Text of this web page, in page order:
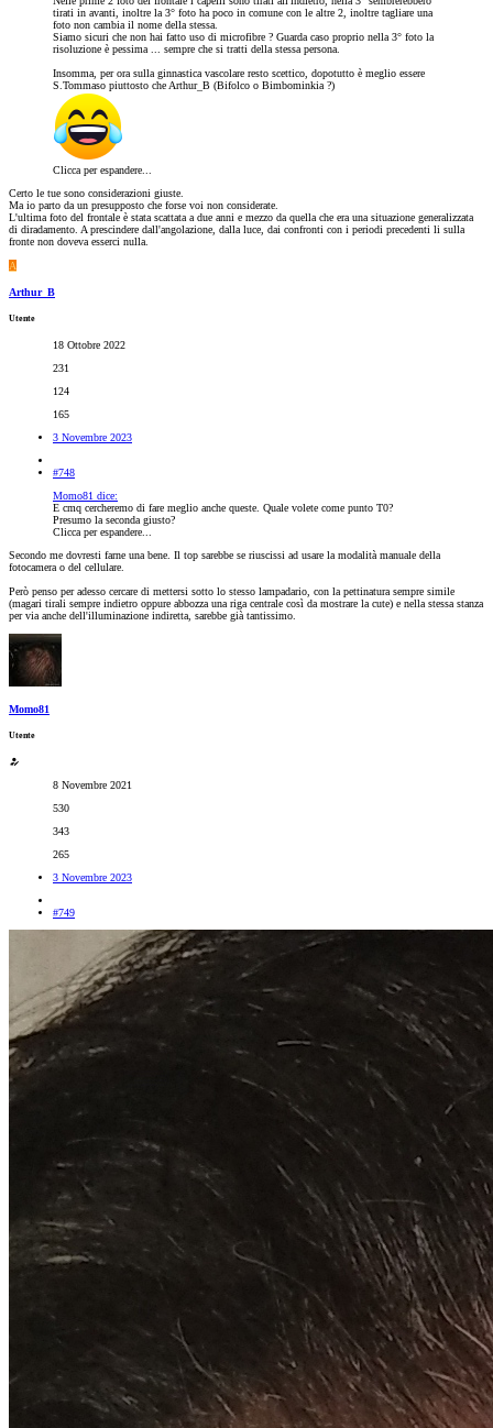
tirati in avanti, inoltre la 3° foto ha poco in comune con le altre 2, inoltre tagliare una
foto non cambia il nome della stessa.
Siamo sicuri che non hai fatto uso di microfibre ? Guarda caso proprio nella 3° foto la
risoluzione è pessima ... sempre che si tratti della stessa persona.
Insomma, per ora sulla ginnastica vascolare resto scettico, dopotutto è meglio essere
S.Tommaso piuttosto che Arthur_B (Bifolco o Bimbominkia ?)
Clicca per espandere...
Certo le tue sono considerazioni giuste.
Ma io parto da un presupposto che forse voi non considerate.
L'ultima foto del frontale è stata scattata a due anni e mezzo da quella che era una situazione generalizzata
di diradamento. A prescindere dall'angolazione, dalla luce, dai confronti con i periodi precedenti li sulla
fronte non doveva esserci nulla.
A
Arthur_B
Utente
18 Ottobre 2022
231
124
165
3 Novembre 2023
#748
Momo81 dice:
E cmq cercheremo di fare meglio anche queste. Quale volete come punto T0?
Presumo la seconda giusto?
Clicca per espandere...
Secondo me dovresti farne una bene. Il top sarebbe se riuscissi ad usare la modalità manuale della
fotocamera o del cellulare.
Però penso per adesso cercare di mettersi sotto lo stesso lampadario, con la pettinatura sempre simile
(magari tirali sempre indietro oppure abbozza una riga centrale così da mostrare la cute) e nella stessa stanza
per via anche dell'illuminazione indiretta, sarebbe già tantissimo.
Momo81
Utente
8 Novembre 2021
530
343
265
3 Novembre 2023
#749